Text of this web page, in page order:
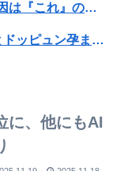
【速報】熊本イオンモール、爆発の原因は『これ』の可能性
【悲報画像】ブルーロックになんJ民とドッピュン孕ませ男登場www
くwwwwww
に、他にもAI